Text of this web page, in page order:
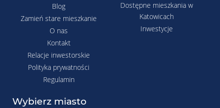
Blog
Zamień stare mieszkanie
O nas
Kontakt
Relacje inwestorskie
Polityka prywatności
Regulamin
Dostępne mieszkania w
Katowicach
Inwestycje
Wybierz miasto